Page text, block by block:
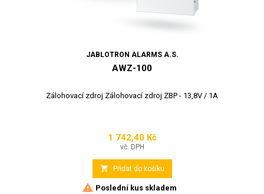
JABLOTRON ALARMS A.S.
AWZ-100
Zálohovací zdroj Zálohovací zdroj ZBP - 13,8V / 1A
Cena
1 742,40 Kč
vč. DPH
 Přidat do košíku
 Poslední kus skladem